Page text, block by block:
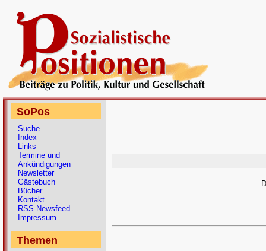
SoPos
Suche
Index
Links
Termine und
Ankündigungen
Newsletter
Gästebuch
Bücher
Kontakt
RSS-Newsfeed
Impressum
Themen